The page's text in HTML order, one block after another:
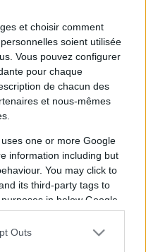
et choisir comment
soient utilisée
Vous pouvez configurer
pour chaque
de chacun des
et nous-mêmes
one or more Google
information including but
You may click to
its third-party tags to
in below Google
Outs
> Ubb Bordeaux - La